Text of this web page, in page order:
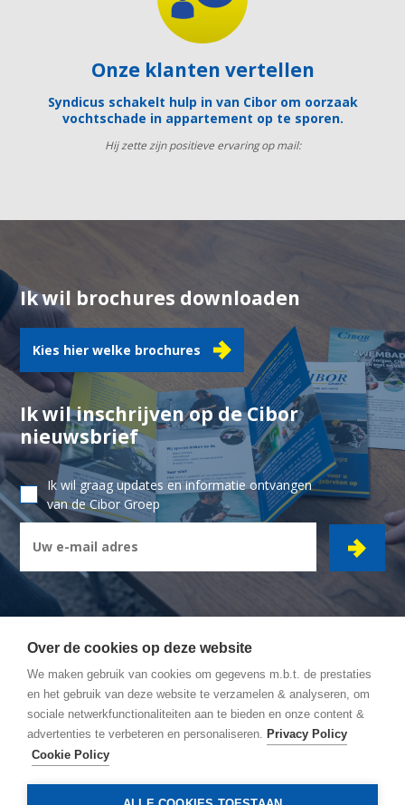
Onze klanten vertellen
Syndicus schakelt hulp in van Cibor om oorzaak
vochtschade in appartement op te sporen.
Hij zette zijn positieve ervaring op mail:
Ik wil brochures downloaden
Kies hier welke brochures
Ik wil inschrijven op de Cibor
nieuwsbrief
Ik wil graag updates en informatie ontvangen
van de Cibor Groep
CIBOR GROEP- Ambachtsstraat 7 - 2450 Meerhout
Wegbeschrijving
Algemene Voorwaarden
Cookie policy
Over de cookies op deze website
We maken gebruik van cookies om gegevens m.b.t. de prestaties
en het gebruik van deze website te verzamelen & analyseren, om
sociale netwerkfunctionaliteiten aan te bieden en onze content &
advertenties te verbeteren en personaliseren. Privacy Policy
Cookie Policy